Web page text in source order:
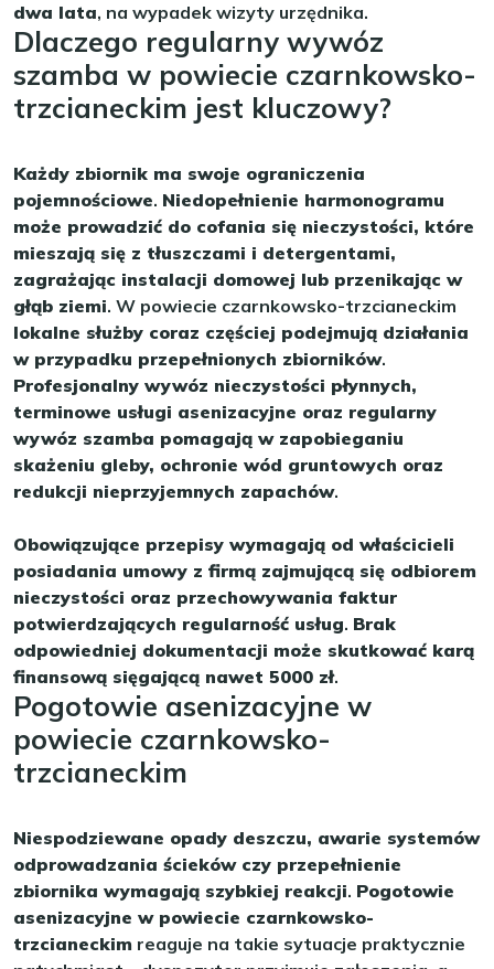
dwa lata, na wypadek wizyty urzędnika.
Dlaczego regularny wywóz
szamba w powiecie czarnkowsko-
trzcianeckim jest kluczowy?
Każdy zbiornik ma swoje ograniczenia
pojemnościowe. Niedopełnienie harmonogramu
może prowadzić do cofania się nieczystości, które
mieszają się z tłuszczami i detergentami,
zagrażając instalacji domowej lub przenikając w
głąb ziemi. W powiecie czarnkowsko-trzcianeckim
lokalne służby coraz częściej podejmują działania
w przypadku przepełnionych zbiorników.
Profesjonalny wywóz nieczystości płynnych,
terminowe usługi asenizacyjne oraz regularny
wywóz szamba pomagają w zapobieganiu
skażeniu gleby, ochronie wód gruntowych oraz
redukcji nieprzyjemnych zapachów.
Obowiązujące przepisy wymagają od właścicieli
posiadania umowy z firmą zajmującą się odbiorem
nieczystości oraz przechowywania faktur
potwierdzających regularność usług. Brak
odpowiedniej dokumentacji może skutkować karą
finansową sięgającą nawet 5000 zł.
Pogotowie asenizacyjne w
powiecie czarnkowsko-
trzcianeckim
Niespodziewane opady deszczu, awarie systemów
odprowadzania ścieków czy przepełnienie
zbiornika wymagają szybkiej reakcji. Pogotowie
asenizacyjne w powiecie czarnkowsko-
trzcianeckim reaguje na takie sytuacje praktycznie